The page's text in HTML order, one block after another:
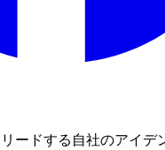
ードする自社のアイデ